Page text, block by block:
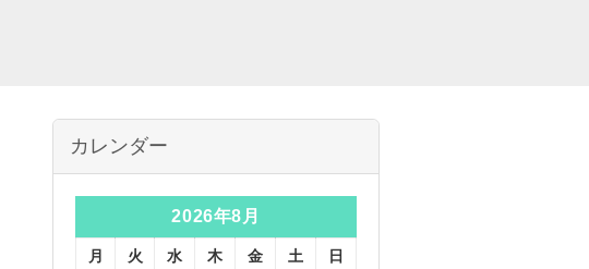
カレンダー
2026年8月
月 火 水 木 金 土 日